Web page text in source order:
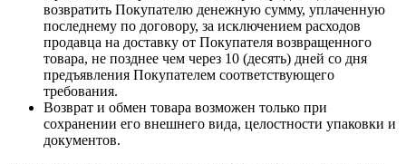
возвратить Покупателю денежную сумму, уплаченную
последнему по договору, за исключением расходов
продавца на доставку от Покупателя возвращенного
товара, не позднее чем через 10 (десять) дней со дня
предъявления Покупателем соответствующего
требования.
Возврат и обмен товара возможен только при
сохранении его внешнего вида, целостности упаковки и
документов.